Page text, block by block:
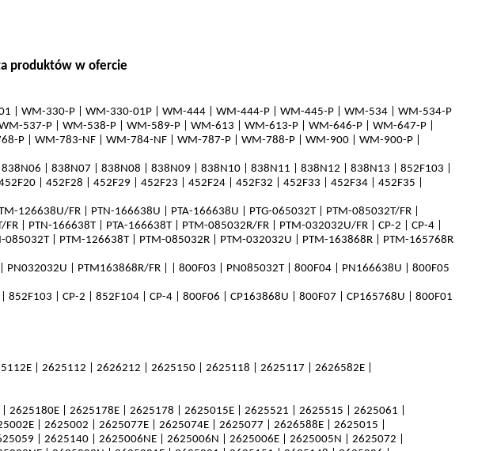
produktów w ofercie
| WM-330-P | WM-330-01P | WM-444 | WM-444-P | WM-445-P | WM-534 | WM-534-P
537-P | WM-538-P | WM-589-P | WM-613 | WM-613-P | WM-646-P | WM-647-P |
P | WM-783-NF | WM-784-NF | WM-787-P | WM-788-P | WM-900 | WM-900-P |
| 838N07 | 838N08 | 838N09 | 838N10 | 838N11 | 838N12 | 838N13 | 852F103 |
| 452F28 | 452F29 | 452F23 | 452F24 | 452F32 | 452F33 | 452F34 | 452F35 |
126638U/FR | PTN-166638U | PTA-166638U | PTG-065032T | PTM-085032T/FR |
| PTN-166638T | PTA-166638T | PTM-085032R/FR | PTM-032032U/FR | CP-2 | CP-4 |
085032T | PTM-126638T | PTM-085032R | PTM-032032U | PTM-163868R | PTM-165768R
PN032032U | PTM163868R/FR | | 800F03 | PN085032T | 800F04 | PN166638U | 800F05
| CP-2 | 852F104 | CP-4 | 800F06 | CP163868U | 800F07 | CP165768U | 800F01
| 2625112 | 2626212 | 2625150 | 2625118 | 2625117 | 2626582E |
| 2625178E | 2625178 | 2625015E | 2625521 | 2625515 | 2625061 |
| 2625002 | 2625077E | 2625074E | 2625077 | 2626588E | 2625015 |
| 2625140 | 2625006NE | 2625006N | 2625006E | 2625005N | 2625072 |